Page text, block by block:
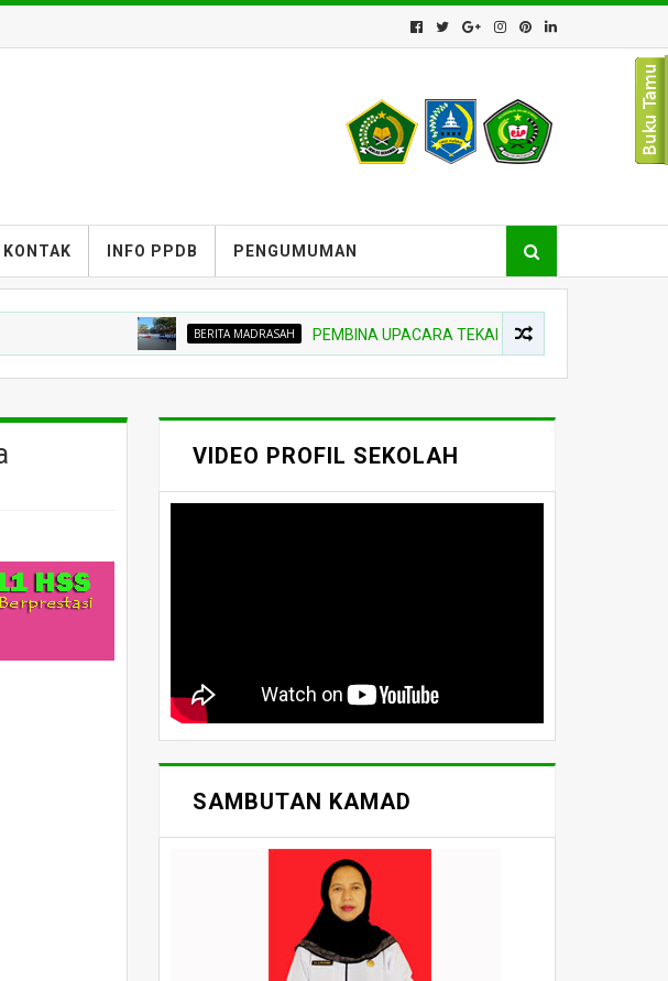
KONTAK INFO PPDB PENGUMUMAN
BERITA MADRASAH PEMBINA UPACARA TEKANKAN NIAT BELAJAR DAN
VIDEO PROFIL SEKOLAH
SAMBUTAN KAMAD